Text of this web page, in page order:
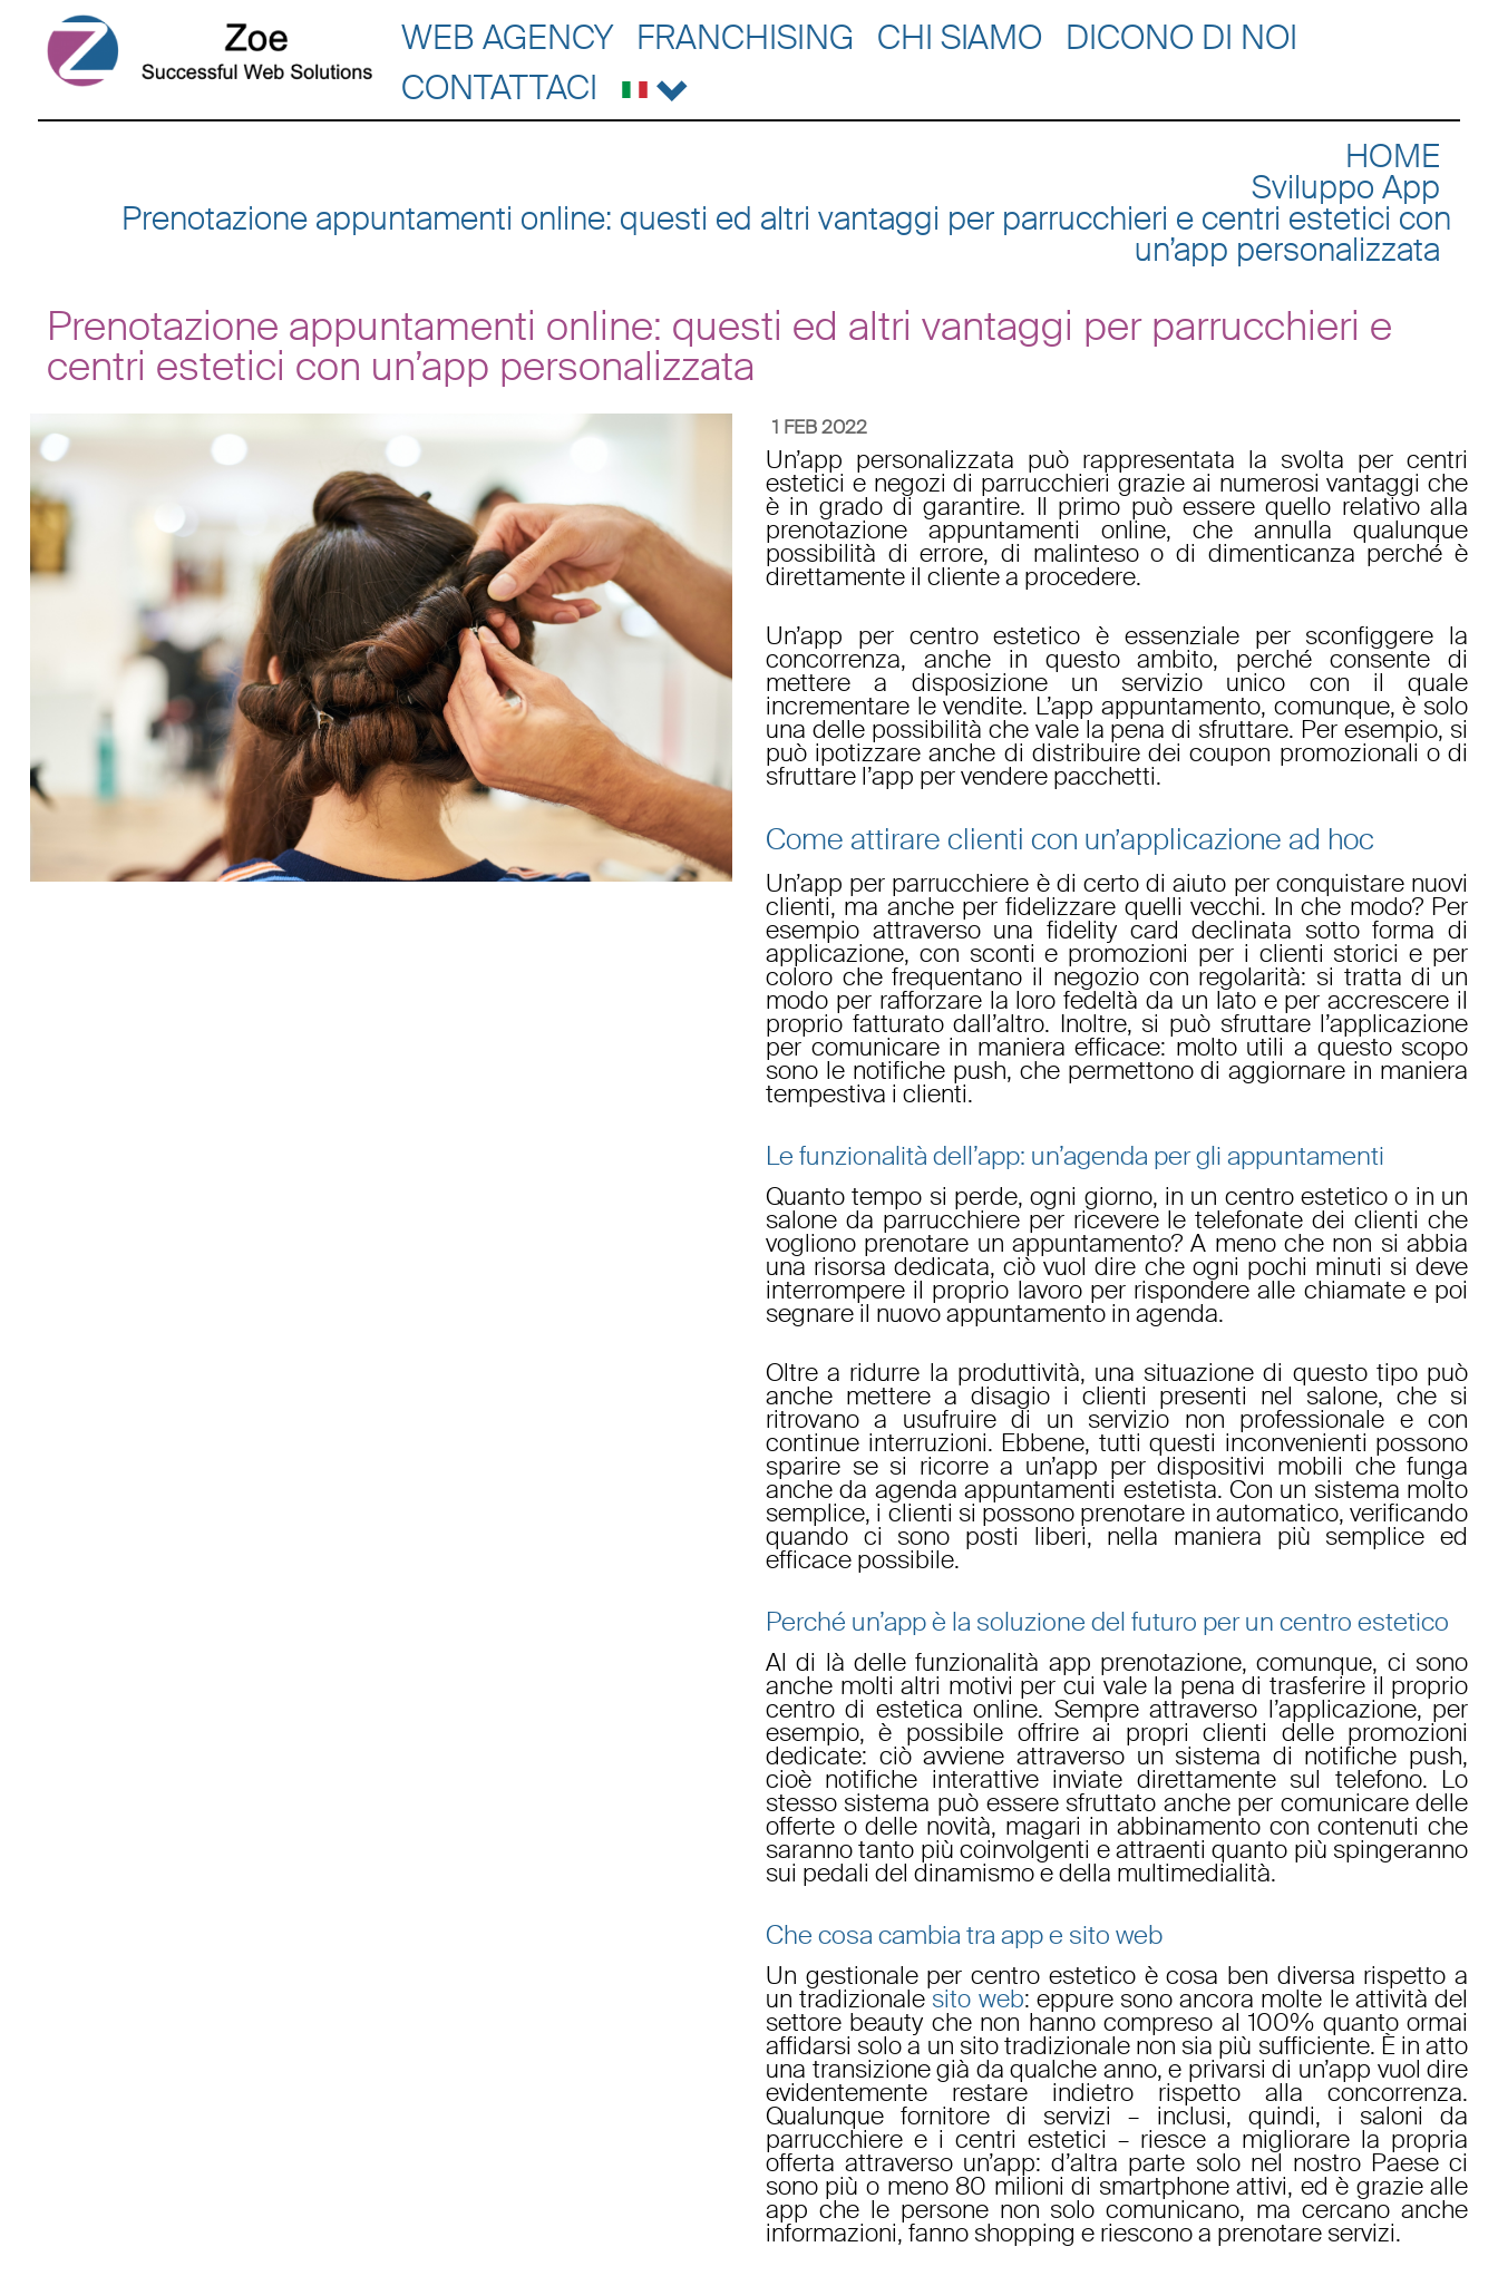
WEB AGENCY FRANCHISING CHI SIAMO
DICONO DI NOI
CONTATTACI
HOME
Sviluppo App
Prenotazione appuntamenti online: questi ed altri vantaggi per parrucchieri e centri estetici con
un’app personalizzata
Prenotazione appuntamenti online: questi ed altri vantaggi per parrucchieri e
centri estetici con un’app personalizzata
1 FEB 2022
Un’app personalizzata può rappresentata la svolta percentri
estetici e negozi di parrucchieri grazie ai numerosi vantaggi che
è in grado di garantire. Il primo può essere quello relativo alla
prenotazione appuntamenti online, che annulla qualunque
possibilità di errore, di malinteso o di dimenticanza perché è
direttamente il cliente a procedere.
Un’app per centro estetico è essenziale per sconfiggere la
concorrenza, anche in questo ambito, perché consente di
mettere a disposizione un servizio unico con il quale
incrementare le vendite. L’app appuntamento, comunque, è solo
una delle possibilità che vale la pena di sfruttare. Per esempio, si
può ipotizzare anche di distribuire dei coupon promozionali o di
sfruttare l’app per vendere pacchetti.
Come attirare clienti con un’applicazione ad hoc
Un’app per parrucchiere è di certo di aiuto per conquistare nuovi
clienti, ma anche perfidelizzare quelli vecchi. In che modo? Per
esempio attraverso una fidelity card declinata sotto forma di
applicazione, con sconti e promozioni per i clienti storici e per
coloro che frequentano il negozio con regolarità: si tratta di un
modo per rafforzare la loro fedeltà da un lato e per accrescere il
proprio fatturato dall’altro. Inoltre, si può sfruttare l’applicazione
per comunicarein maniera efficace: molto utili a questo scopo
sono le notifiche push, che permettono di aggiornare in maniera
tempestiva i clienti.
Le funzionalità dell’app: un’agenda per gli appuntamenti
Quanto tempo si perde, ogni giorno, in un centro estetico o in un
salone da parrucchiere per ricevere le telefonate dei clienti che
vogliono prenotare un appuntamento? A meno che non si abbia
una risorsa dedicata, ciò vuol dire che ogni pochi minuti si deve
interrompere il proprio lavoro per rispondere alle chiamate e poi
segnare il nuovo appuntamento in agenda.
Oltre a ridurre la produttività, una situazione di questo tipo può
anche mettere a disagio i clienti presenti nel salone, che si
ritrovano a usufruire di un servizio non professionale e con
continue interruzioni. Ebbene, tutti questi inconvenienti possono
sparire se si ricorre a un’app per dispositivi mobili che funga
anche da agenda appuntamenti estetista. Con un sistema molto
semplice, i clienti si possono prenotare in automatico, verificando
quando ci sono posti liberi, nella maniera più semplice ed
efficace possibile.
Perché un’app è la soluzione del futuro per un centro estetico
Al di là delle funzionalità app prenotazione, comunque, ci sono
anche molti altri motivi per cui vale la pena di trasferire il proprio
centro di estetica online. Sempre attraverso l’applicazione, per
esempio, è possibile offrire ai propri clienti delle promozioni
dedicate: ciò avviene attraverso un sistema di notifiche push,
cioè notifiche interattive inviate direttamente sul telefono. Lo
stesso sistema può essere sfruttato anche per comunicare delle
offerteo delle novità, magari in abbinamento con contenuti che
saranno tanto più coinvolgenti e attraenti quanto più spingeranno
sui pedali del dinamismo e della multimedialità.
Che cosa cambia tra app e sito web
Un gestionalepercentro esteticoè cosa ben diversa rispetto a
un tradizionale sito web: eppure sono ancora molte le attività del
settore beauty che non hanno compreso al 100% quanto ormai
affidarsi solo a un sito tradizionale non sia più sufficiente. È in atto
una transizione già da qualche anno, e privarsi di un’app vuol dire
evidentemente restare indietro rispetto alla concorrenza.
Qualunque fornitore di servizi – inclusi, quindi, i saloni da
parrucchieree icentri estetici – riesce a migliorare la propria
offerta attraverso un’app: d’altra parte solo nel nostro Paese ci
sono più o meno 80 milioni di smartphone attivi, ed è grazie alle
app che le persone non solo comunicano, ma cercano anche
informazioni, fanno shopping e riescono a prenotare servizi.